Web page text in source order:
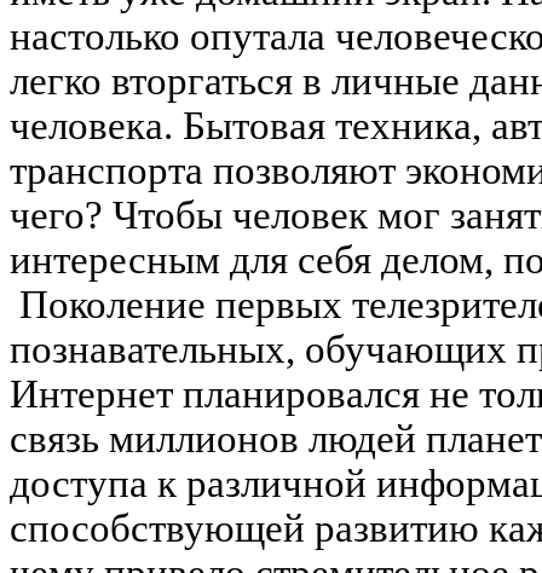
настолько опутала
легко вторгаться в личные
человека. Бытовая техника,
транспорта позволяют
чего? Чтобы человек мог
интересным для себя делом,
Поколение первых
познавательных, обучающих
Интернет планировался не
связь миллионов людей
доступа к различной
способствующей развитию